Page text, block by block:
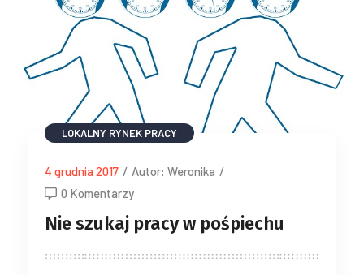
LOKALNY RYNEK PRACY
4 grudnia 2017 / Autor: Weronika /
0 Komentarzy
Nie szukaj pracy w pośpiechu